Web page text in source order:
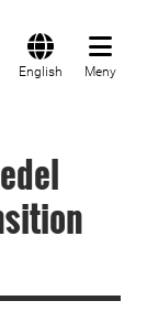
English Meny